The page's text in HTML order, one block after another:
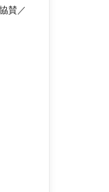
賛／